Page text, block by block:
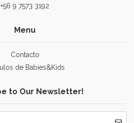
+56 9 7573 3192
Menu
Contacto
de Babies&Kids
to Our Newsletter!